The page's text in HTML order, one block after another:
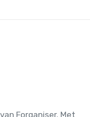
Forganiser. Met